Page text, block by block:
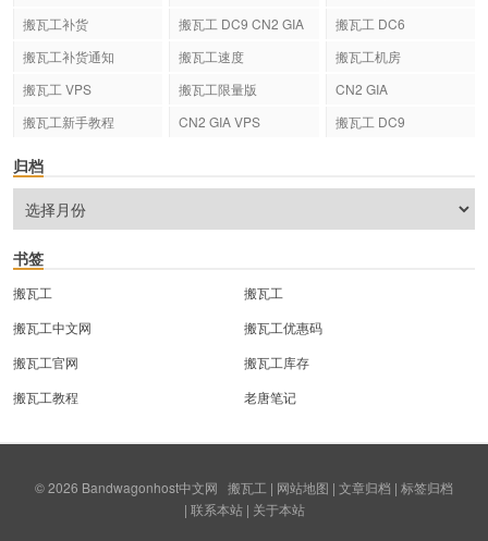
搬瓦工补货
搬瓦工 DC9 CN2 GIA
搬瓦工 DC6
搬瓦工补货通知
搬瓦工速度
搬瓦工机房
搬瓦工 VPS
搬瓦工限量版
CN2 GIA
搬瓦工新手教程
CN2 GIA VPS 搬瓦工 DC9
归档
书签
搬瓦工
搬瓦工
搬瓦工中文网
搬瓦工优惠码
搬瓦工官网
搬瓦工库存
搬瓦工教程
老唐笔记
© 2026 Bandwagonhost中文网 搬瓦工 | 网站地图 | 文章归档 | 标签归档
| 联系本站| 关于本站